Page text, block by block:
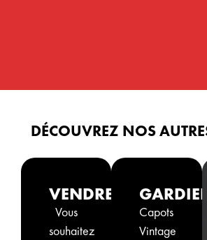
DÉCOUVREZ NOS
VENDRE
Vous
souhaitez
Capots
Vintage